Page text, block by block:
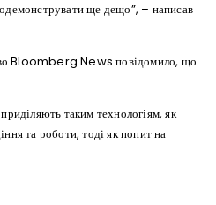
ще дещо”, – написав
Bloomberg News повідомило, що
таким технологіям, як
та роботи, тоді як попит на